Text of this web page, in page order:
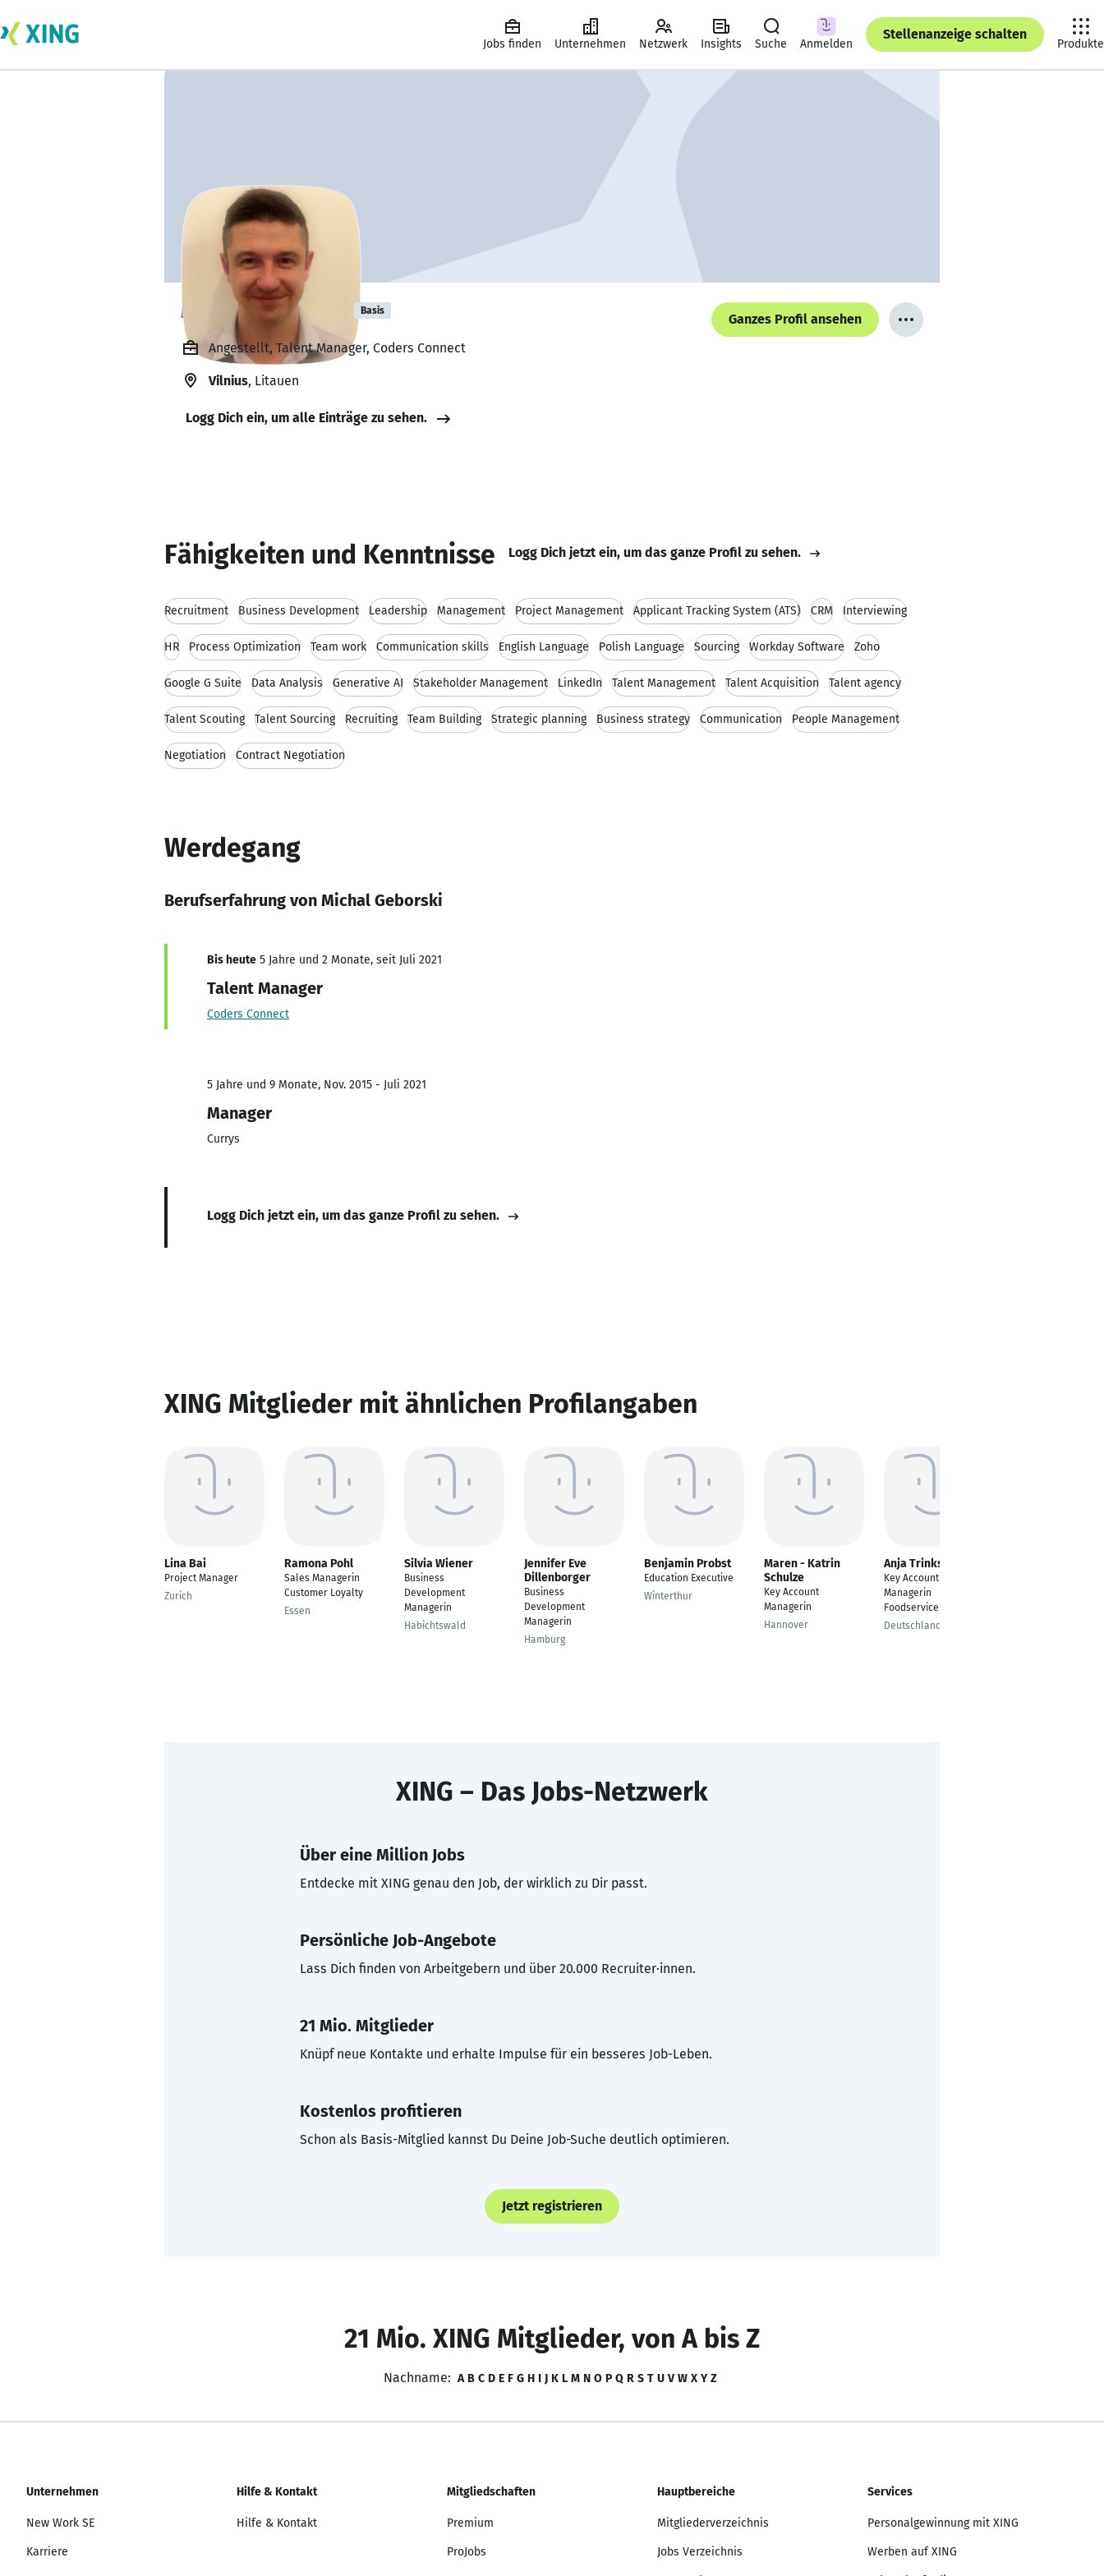
Jobs finden Unternehmen Netzwerk Insights Suche Anmelden
Stellenanzeige schalten
Produkte
Michal Geborski Basis
Ganzes Profil ansehen
Angestellt, Talent Manager, Coders Connect
Vilnius, Litauen
Logg Dich ein, um alle Einträge zu sehen.
Fähigkeiten und Kenntnisse Logg Dich jetzt ein, um das ganze Profil zu sehen.
Recruitment Business Development Leadership Management Project Management Applicant Tracking System (ATS) CRM Interviewing
HR Process Optimization Team work Communication skills English Language Polish Language Sourcing Workday Software Zoho
Google G Suite Data Analysis Generative AI Stakeholder Management LinkedIn Talent Management Talent Acquisition Talent agency
Talent Scouting Talent Sourcing Recruiting Team Building Strategic planning Business strategy Communication People Management
Negotiation Contract Negotiation
Werdegang
Berufserfahrung von Michal Geborski
Bis heute 5 Jahre und 2 Monate, seit Juli 2021
Talent Manager
Coders Connect
5 Jahre und 9 Monate, Nov. 2015 - Juli 2021
Manager
Currys
Logg Dich jetzt ein, um das ganze Profil zu sehen.
XING Mitglieder mit ähnlichen Profilangaben
Lina Bai
Project Manager
Zurich
Ramona Pohl
Sales Managerin
Customer Loyalty
Essen
Silvia Wiener
Business
Development
Managerin
Habichtswald
Jennifer Eve
Dillenborger
Business
Development
Managerin
Hamburg
Benjamin Probst
Education Executive
Winterthur
Maren - Katrin
Schulze
Key Account
Managerin
Hannover
Anja Trinks
Key Account
Managerin
Foodservice
Deutschland national
XING – Das Jobs-Netzwerk
Über eine Million Jobs
Entdecke mit XING genau den Job, der wirklich zu Dir passt.
Persönliche Job-Angebote
Lass Dich finden von Arbeitgebern und über 20.000 Recruiter·innen.
21 Mio. Mitglieder
Knüpf neue Kontakte und erhalte Impulse für ein besseres Job-Leben.
Kostenlos profitieren
Schon als Basis-Mitglied kannst Du Deine Job-Suche deutlich optimieren.
Jetzt registrieren
21 Mio. XING Mitglieder, von A bis Z
Nachname: A B C D E F G H I J K L M N O P Q R S T U V W X Y Z
Unternehmen
New Work SE
Karriere
Hilfe & Kontakt
Hilfe & Kontakt
Mitgliedschaften
Premium
ProJobs
Hauptbereiche
Mitgliederverzeichnis
Jobs Verzeichnis
Services
Personalgewinnung mit XING
Werben auf XING